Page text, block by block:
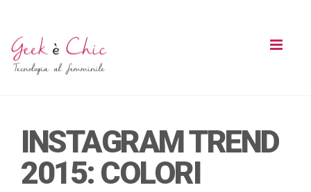
INSTAGRAM TREND
2015: COLORI